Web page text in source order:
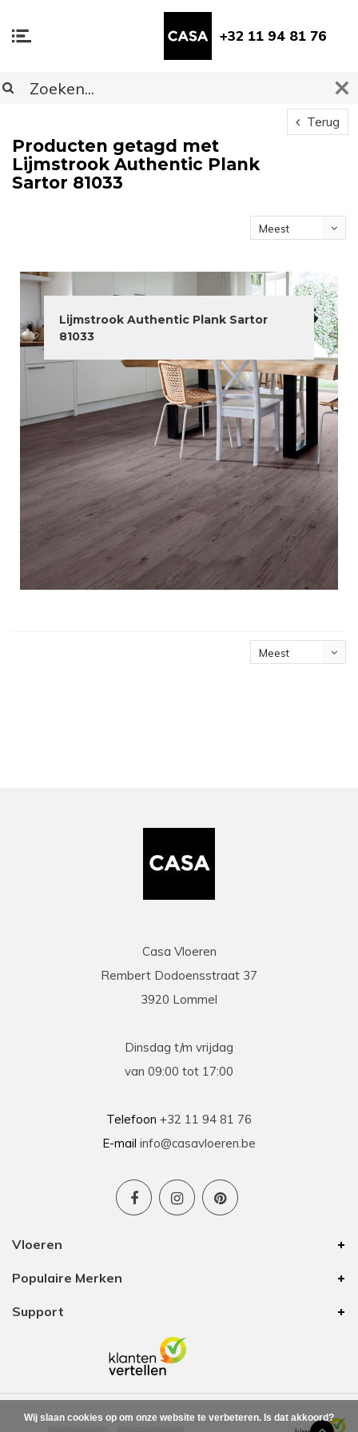
+32 11 94 81 76
Terug
Producten getagd met
Lijmstrook Authentic Plank
Sartor 81033
Meest
Lijmstrook Authentic Plank Sartor
81033
Meest
Casa Vloeren
Rembert Dodoensstraat 37
3920 Lommel
Dinsdag t/m vrijdag
van 09:00 tot 17:00
Telefoon +32 11 94 81 76
E-mail info@casavloeren.be
Vloeren
Populaire Merken
Support
Wij slaan cookies op om onze website te verbeteren. Is dat akkoord?